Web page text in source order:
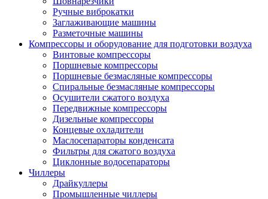
Ручные виброкатки
Заглаживающие машины
Разметочные машины
Компрессоры и оборудование для подготовки воздуха
Винтовые компрессоры
Поршневые компрессоры
Поршневые безмасляные компрессоры
Спиральные безмасляные компрессоры
Осушители сжатого воздуха
Передвижные компрессоры
Дизельные компрессоры
Концевые охладители
Маслосепараторы конденсата
Фильтры для сжатого воздуха
Циклонные водосепараторы
Чиллеры
Драйкуллеры
Промышленные чиллеры